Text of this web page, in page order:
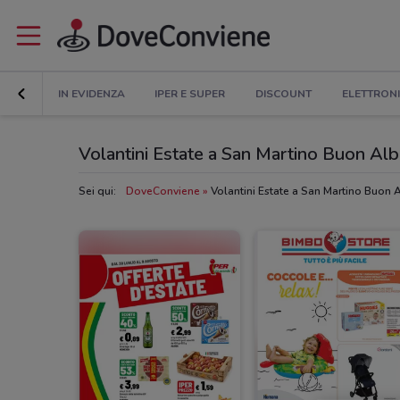
IN EVIDENZA IPER E SUPER DISCOUNT
Volantini Estate a San Martino Buon
Sei qui: DoveConviene Volantini Estate a San Martino Buon